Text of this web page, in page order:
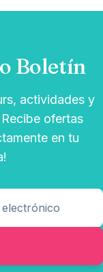
Boletín
actividades y
ofertas
en tu